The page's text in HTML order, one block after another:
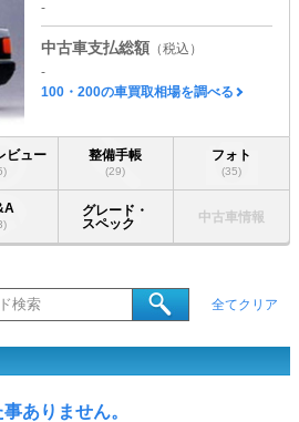
-
中古車支払総額 （税込）
-
100・200の車買取相場を調べる
ビュー 整備手帳
(29)
フォト
(35)
グレード・
スペック
中古車情報
全てクリア
ありません。